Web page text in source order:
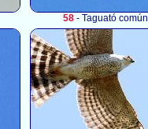
58 - Taguató común